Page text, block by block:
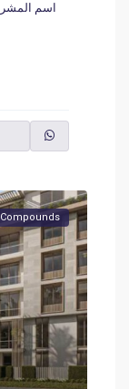
اسم
Compounds